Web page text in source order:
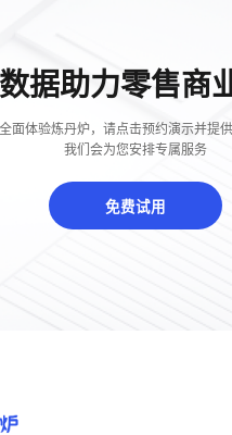
据助力零售商
面体验炼丹炉，请点击预约演示并提供
我们会为您安排专属服务
免费试用